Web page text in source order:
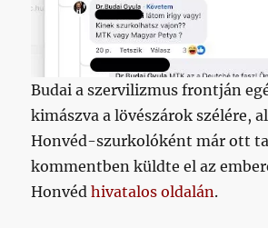
Budai a szervilizmus frontján
kimászva a lövészárok szélére,
Honvéd-szurkolóként már ott
kommentben küldte el az
Honvédhivatalos oldalán.